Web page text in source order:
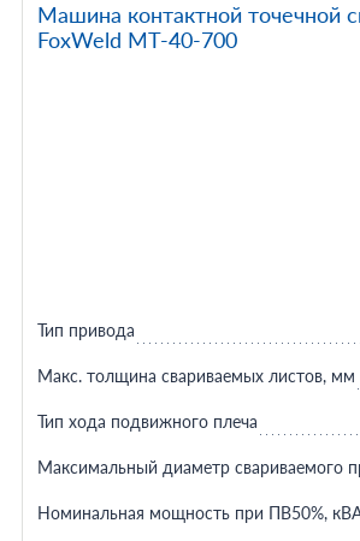
Машина контактной точечной
FoxWeld МТ-40-700
Тип привода
Макс. толщина свариваемых листов, мм
Тип хода подвижного плеча
Максимальный диаметр свариваемого
Номинальная мощность при ПВ50%,